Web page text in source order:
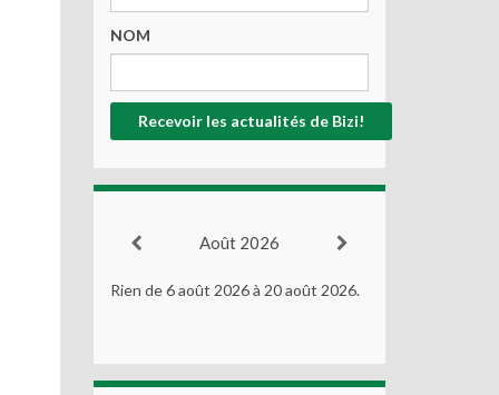
NOM
Août 2026
Rien de 6 août 2026 à 20 août 2026.